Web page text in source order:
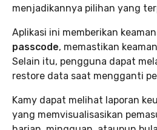
menjadikannya pilihan yang
Aplikasi ini memberikan
passcode, memastikan
Selain itu, pengguna dapat
restore data saat mengganti
Kamy dapat melihat laporan
yang memvisualisasikan